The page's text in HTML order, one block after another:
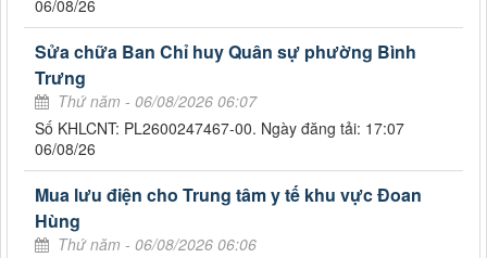
06/08/26
Sửa chữa Ban Chỉ huy Quân sự phường Bình
Trưng
Thứ năm - 06/08/2026 06:07
Số KHLCNT: PL2600247467-00. Ngày đăng tải: 17:07
06/08/26
Mua lưu điện cho Trung tâm y tế khu vực Đoan
Hùng
Thứ năm - 06/08/2026 06:06